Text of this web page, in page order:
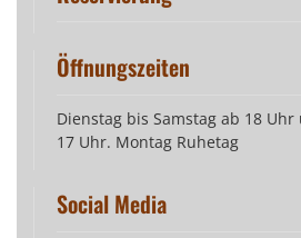
Öffnungszeiten
Dienstag bis Samstag ab 18
17 Uhr. Montag Ruhetag
Social Media